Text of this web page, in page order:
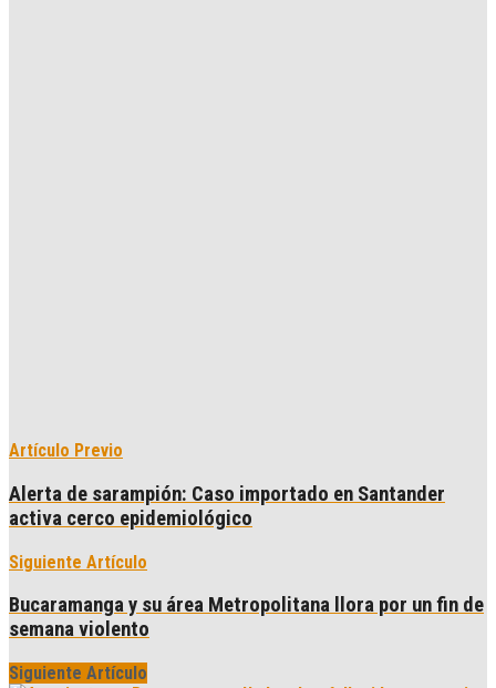
Artículo Previo
Alerta de sarampión: Caso importado en Santander
activa cerco epidemiológico
Siguiente Artículo
Bucaramanga y su área Metropolitana llora por un fin de
semana violento
Siguiente Artículo